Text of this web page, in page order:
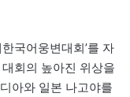
국어웅변대회’를 자
회의 높아진 위상을
아와 일본 나고야를